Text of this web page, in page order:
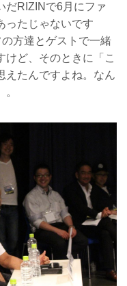
だRIZINで6月にファ
ったじゃないです
方達とゲストで一緒
けど、そのときに「こ
えたんですよね。なん